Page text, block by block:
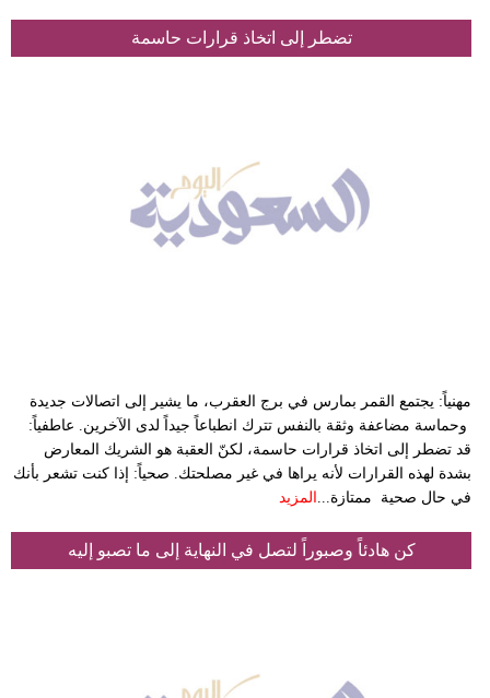
بيئة
تضطر إلى اتخاذ قرارات حاسمة
مهنياً: يجتمع القمر بمارس في برج العقرب، ما يشير إلى اتصالات جديدة
وحماسة مضاعفة وثقة بالنفس تترك انطباعاً جيداً لدى الآخرين. عاطفياً:
قد تضطر إلى اتخاذ قرارات حاسمة، لكنّ العقبة هو الشريك المعارض
بشدة لهذه القرارات لأنه يراها في غير مصلحتك. صحياً: إذا كنت تشعر بأنك
في حال صحية ممتازة... المزيد
كن هادئاً وصبوراً لتصل في النهاية إلى ما تصبو إليه